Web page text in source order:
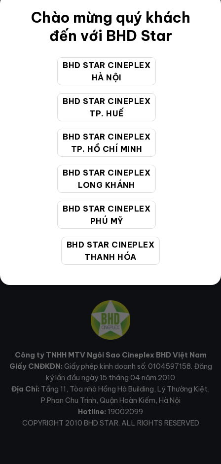
Chào mừng quý khách
đến với BHD Star
BHD STAR CINEPLEX
HÀ NỘI
BHD STAR CINEPLEX
TP. HUẾ
BHD STAR CINEPLEX
TP. HỒ CHÍ MINH
BHD STAR CINEPLEX
LONG KHÁNH
BHD STAR CINEPLEX
PHÚ MỸ
BHD STAR CINEPLEX
THANH HÓA
Điều khoản
Hướng dẫn đặt vé trực tuyến
Chính sách bảo vệ thông tin cá nhân của người tiêu
CHĂM SÓC KHÁCH HÀNG
19002099
gồm cả Lễ, Tết)
cskh@bhdstar.vn
MẠNG XÃ HỘI
Công ty TNHH MTV Ngôi Sao Cineplex BHD Việt Nam
Giấy CNĐKDN: Giấy phép kinh doanh số: 0104597158. Đăng
ký lần đầu ngày 15 tháng 04 năm 2010
Địa Chỉ: Tầng 11, Tòa nhà Hồng Hà Building, Lý Thường Kiệt,
P.Phan Chu Trinh, Quận Hoàn Kiếm, Hà Nội
Hotline: 19002099
COPYRIGHT 2010 BHD STAR. ALL RIGHTS RESERVED